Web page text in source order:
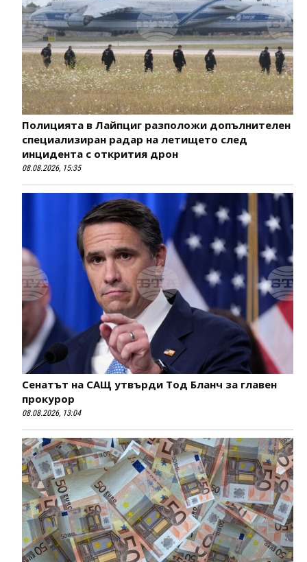
Полицията в Лайпциг разположи допълнителен
специализиран радар на летището след
инцидента с открития дрон
08.08.2026, 15:35
Сенатът на САЩ утвърди Тод Бланч за главен
прокурор
08.08.2026, 13:04